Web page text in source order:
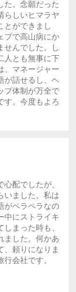
た。念願だった
らしいヒマラヤ
とができまし
プで高山病にか
せんでした。し
人とも無事に下
、マネージャー
が話せるし、ヘ
プ体制が万全で
す。今度もよろ
配でしたが、
いました。私は
がペラペラなの
中にストライキ
まった時も、
ました。何かあ
、頼りになりま
会社です。